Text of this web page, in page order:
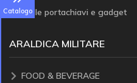
CatalogoSpille portachiavi e gadget
ARALDICA MILITARE
FOOD & BEVERAGE